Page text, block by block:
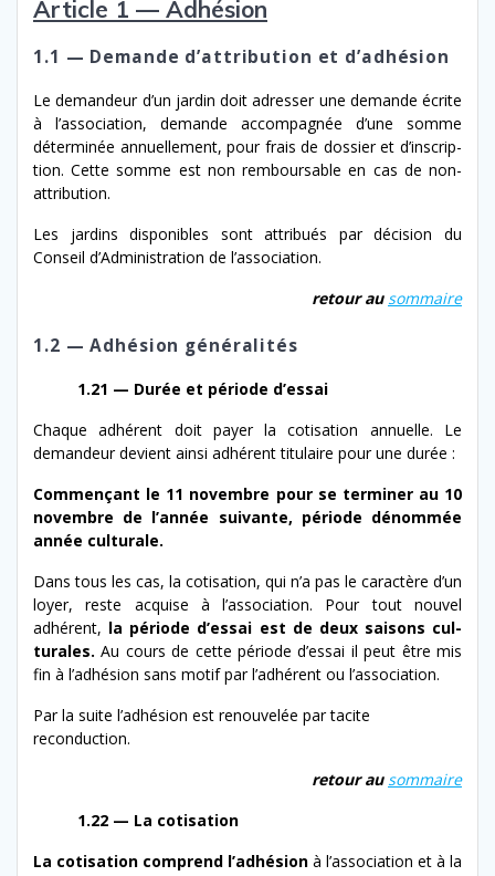
Article 1 — Adhésion
1.1 — Demande d’attribution et d’adhésion
Le deman­deur d’un jardin doit adress­er une demande écrite
à l’as­so­ci­a­tion, demande accom­pa­g­née d’une somme
déter­minée annuelle­ment, pour frais de dossier et d’in­scrip­
tion. Cette somme est non rem­boursable en cas de non-
attribution.
Les jardins disponibles sont attribués par déci­sion du
Conseil d’Administration de l’association.
retour au som­maire
1.2 — Adhésion généralités
1.21 — Durée et péri­ode d’essai
Chaque adhérent doit pay­er la coti­sa­tion annuelle. Le
deman­deur devient ain­si adhérent tit­u­laire pour une durée :
Commençant le 11 novem­bre pour se ter­min­er au 10
novem­bre de l’an­née suiv­ante, péri­ode dénom­mée
année culturale.
Dans tous les cas, la coti­sa­tion, qui n’a pas le car­ac­tère d’un
loy­er, reste acquise à l’as­so­ci­a­tion. Pour tout nou­v­el
adhérent, la péri­ode d’es­sai est de deux saisons cul­
tur­ales.Au cours de cette péri­ode d’es­sai il peut être mis
fin à l’adhésion sans motif par l’ad­hérent ou l’association.
Par la suite l’adhésion est renou­velée par tacite
reconduction.
retour au som­maire
1.22 — La cotisation
La coti­sa­tion com­prend l’ad­hé­sion à l’as­so­ci­a­tion et à la